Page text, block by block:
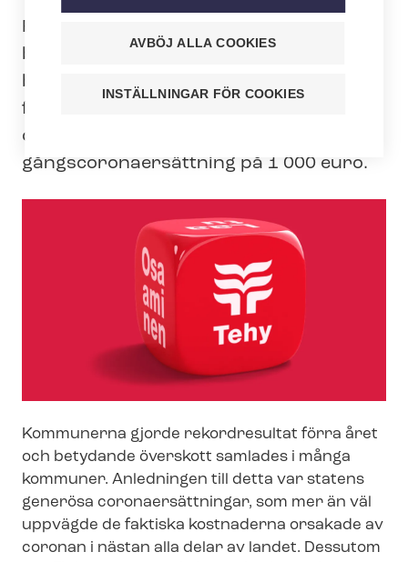
För­hands­röst­ning­en för kommunalvalet
börjar i morgon. Tehy kräver att de nya
beslutsfattarna efter kommunalvalet
förpliktar kommunerna och sjuk­vårds­
di­strik­ten att betala vårdarna en en­
gångsco­ro­naer­sätt­ning på 1 000 euro.
Kommunerna gjorde rekordresultat förra året
och betydande överskott samlades i många
kommuner. Anledningen till detta var statens
generösa co­ro­naer­sätt­ning­ar, som mer än väl
uppvägde de faktiska kostnaderna orsakade av
coronan i nästan alla delar av landet. Dessutom
AVBÖJ ALLA COOKIES
INSTÄLLNINGAR FÖR COOKIES